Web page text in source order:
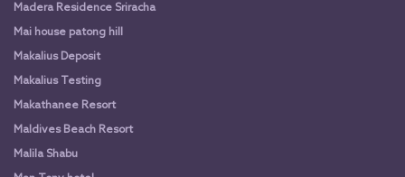
Madera Residence Sriracha
Mai house patong hill
Makalius Deposit
Makalius Testing
Makathanee Resort
Maldives Beach Resort
Malila Shabu